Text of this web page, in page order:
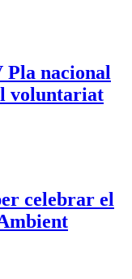
nacional
voluntariat
celebrar el